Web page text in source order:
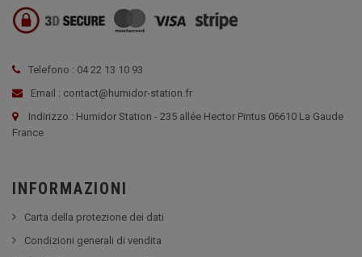
Telefono : 04 22 13 10 93
Email : contact@humidor-station.fr
Indirizzo : Humidor Station - 235 allée Hector Pintus 06610 La Gaude
France
INFORMAZIONI
Carta della protezione dei dati
Condizioni generali di vendita